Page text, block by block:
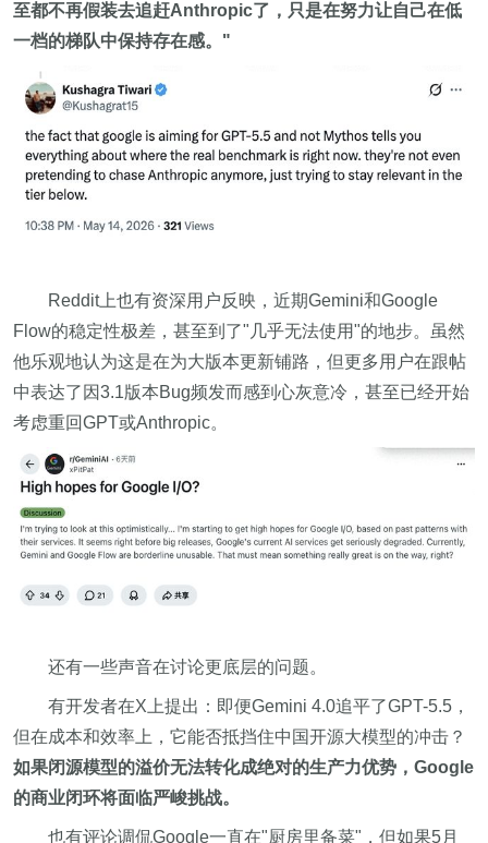
至都不再假装去追赶Anthropic了，只是在努力让自己在低
一档的梯队中保持存在感。"
Reddit上也有资深用户反映，近期Gemini和Google
Flow的稳定性极差，甚至到了"几乎无法使用"的地步。虽然
他乐观地认为这是在为大版本更新铺路，但更多用户在跟帖
中表达了因3.1版本Bug频发而感到心灰意冷，甚至已经开始
考虑重回GPT或Anthropic。
还有一些声音在讨论更底层的问题。
有开发者在X上提出：即便Gemini 4.0追平了GPT-5.5，
但在成本和效率上，它能否抵挡住中国开源大模型的冲击？
如果闭源模型的溢价无法转化成绝对的生产力优势，Google
的商业闭环将面临严峻挑战。
也有评论调侃Google一直在"厨房里备菜"，但如果5月